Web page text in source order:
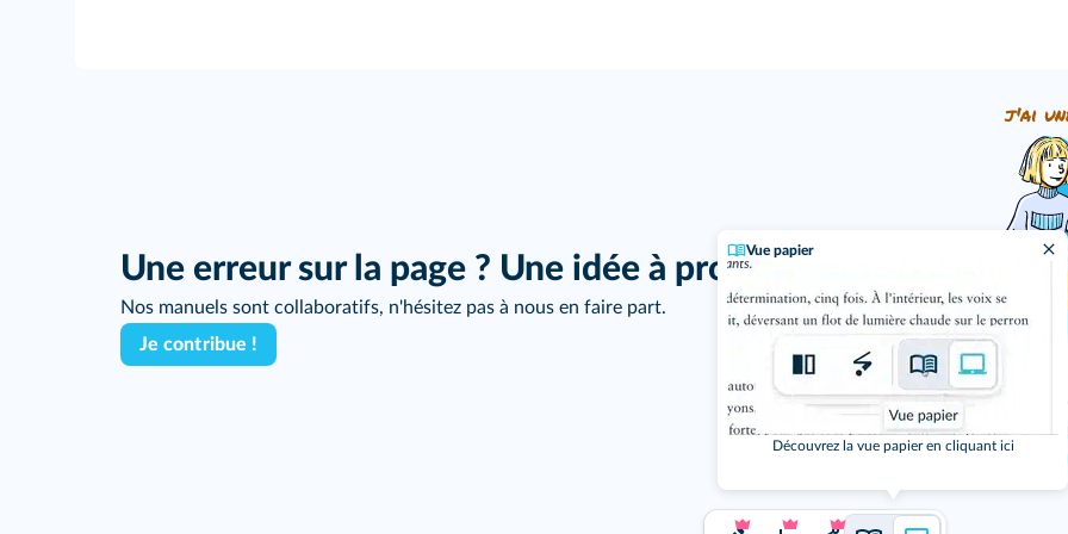
Vue papier
Découvrez la vue papier en cliquant ici
Une erreur sur la page ? Une idée à proposer ?
Nos manuels sont collaboratifs, n'hésitez pas à nous en faire part.
Je contribue !
j'ai